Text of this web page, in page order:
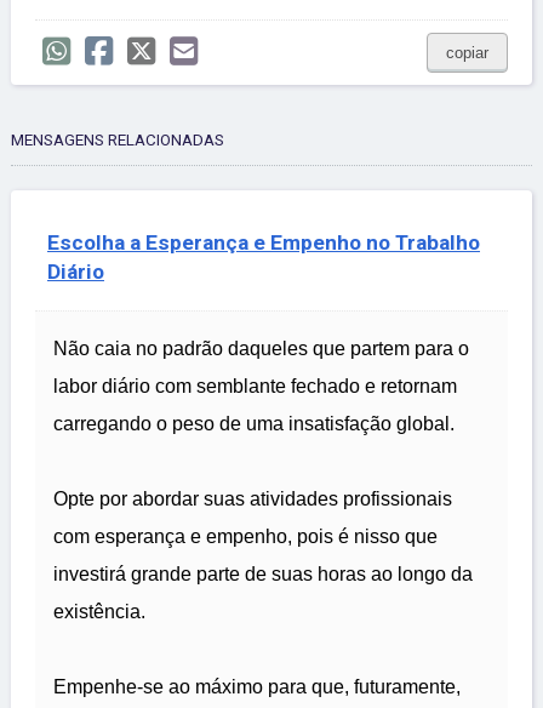
copiar
MENSAGENS RELACIONADAS
Escolha a Esperança e Empenho no Trabalho
Diário
Não caia no padrão daqueles que partem para o
labor diário com semblante fechado e retornam
carregando o peso de uma insatisfação global.
Opte por abordar suas atividades profissionais
com esperança e empenho, pois é nisso que
investirá grande parte de suas horas ao longo da
existência.
Empenhe-se ao máximo para que, futuramente,